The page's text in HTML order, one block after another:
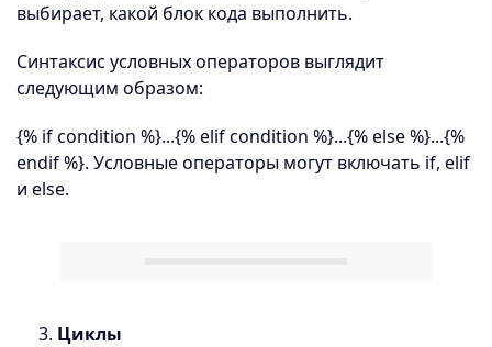
выбирает, какой блок кода выполнить.
Синтаксис условных операторов выглядит
следующим образом:
{% if condition %}...{% elif condition %}...{% else %}...{%
endif %}. Условные операторы могут включать if, elif
и else.
3. Циклы